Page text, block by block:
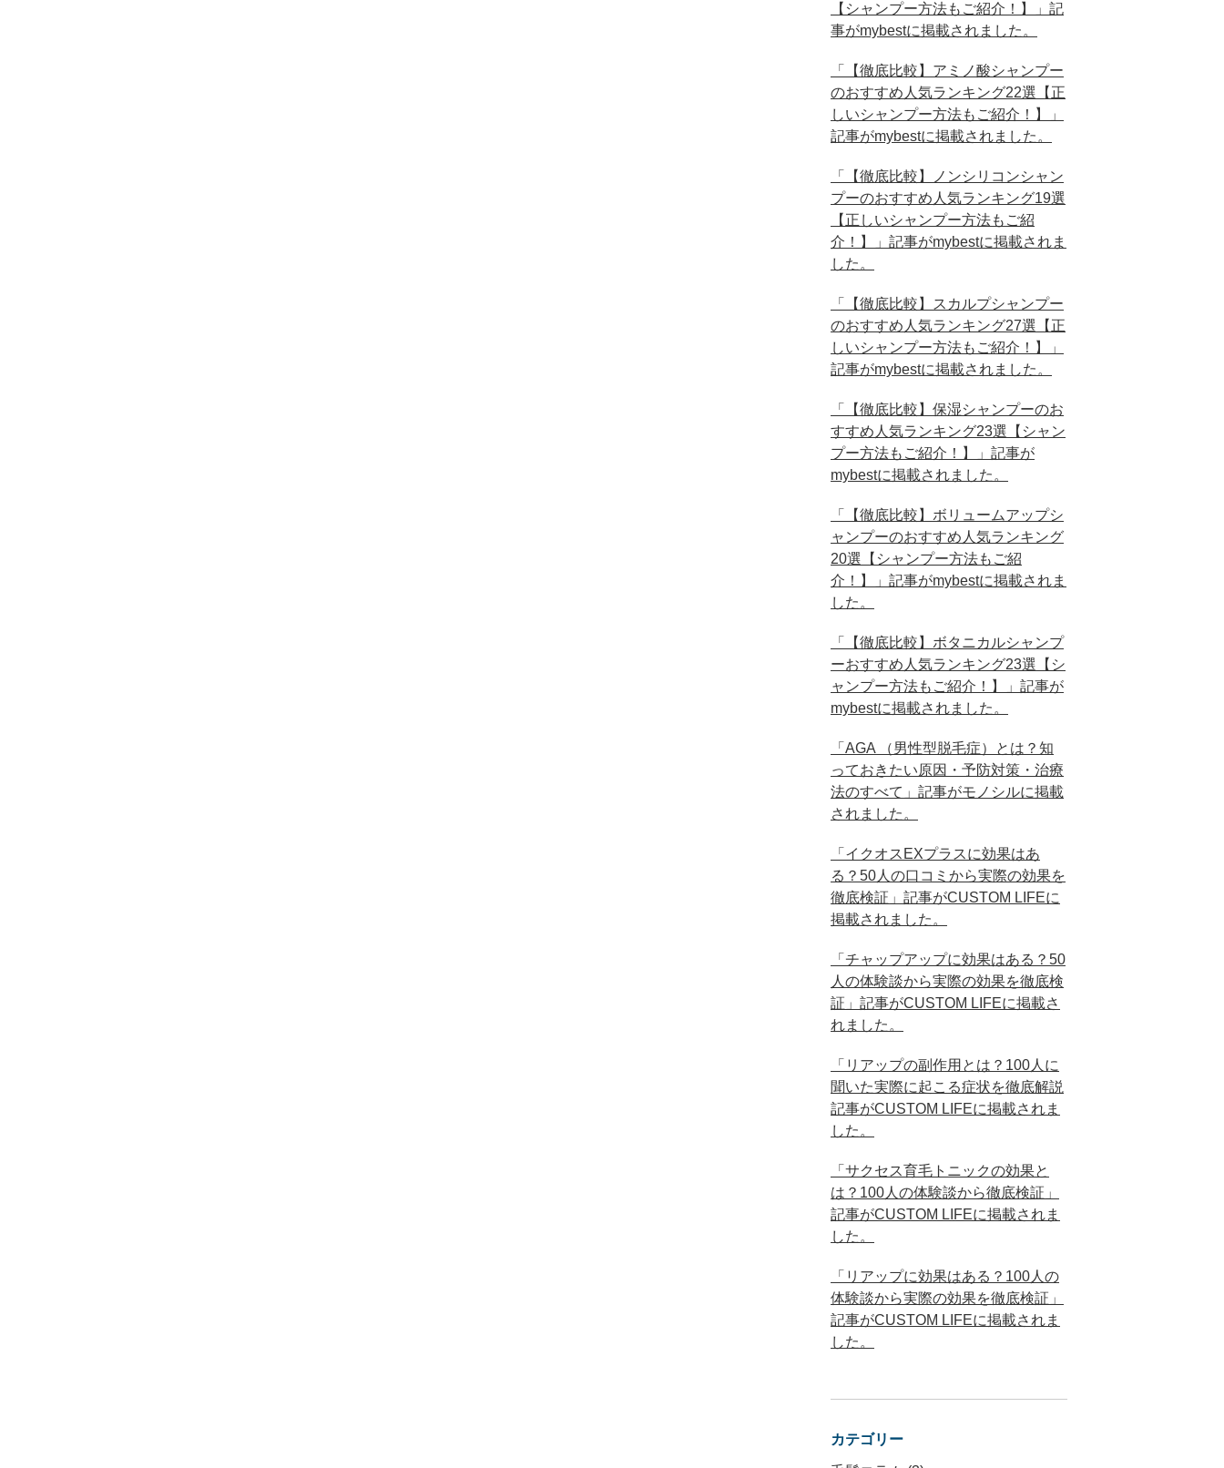
【シャンプー方法もご紹介！】」記
事がmybestに掲載されました。
「【徹底比較】アミノ酸シャンプー
のおすすめ人気ランキング22選【正
しいシャンプー方法もご紹介！】」
記事がmybestに掲載されました。
「【徹底比較】ノンシリコンシャン
プーのおすすめ人気ランキング19選
【正しいシャンプー方法もご紹
介！】」記事がmybestに掲載されま
した。
「【徹底比較】スカルプシャンプー
のおすすめ人気ランキング27選【正
しいシャンプー方法もご紹介！】」
記事がmybestに掲載されました。
「【徹底比較】保湿シャンプーのお
すすめ人気ランキング23選【シャン
プー方法もご紹介！】」記事が
mybestに掲載されました。
「【徹底比較】ボリュームアップシ
ャンプーのおすすめ人気ランキング
20選【シャンプー方法もご紹
介！】」記事がmybestに掲載されま
した。
「【徹底比較】ボタニカルシャンプ
ーおすすめ人気ランキング23選【シ
ャンプー方法もご紹介！】」記事が
mybestに掲載されました。
「AGA （男性型脱毛症）とは？知
っておきたい原因・予防対策・治療
法のすべて」記事がモノシルに掲載
されました。
「イクオスEXプラスに効果はあ
る？50人の口コミから実際の効果を
徹底検証」記事がCUSTOM LIFEに
掲載されました。
「チャップアップに効果はある？50
人の体験談から実際の効果を徹底検
証」記事がCUSTOM LIFEに掲載さ
れました。
「リアップの副作用とは？100人に
聞いた実際に起こる症状を徹底解説
記事がCUSTOM LIFEに掲載されま
した。
「サクセス育毛トニックの効果と
は？100人の体験談から徹底検証」
記事がCUSTOM LIFEに掲載されま
した。
「リアップに効果はある？100人の
体験談から実際の効果を徹底検証」
記事がCUSTOM LIFEに掲載されま
した。
カテゴリー